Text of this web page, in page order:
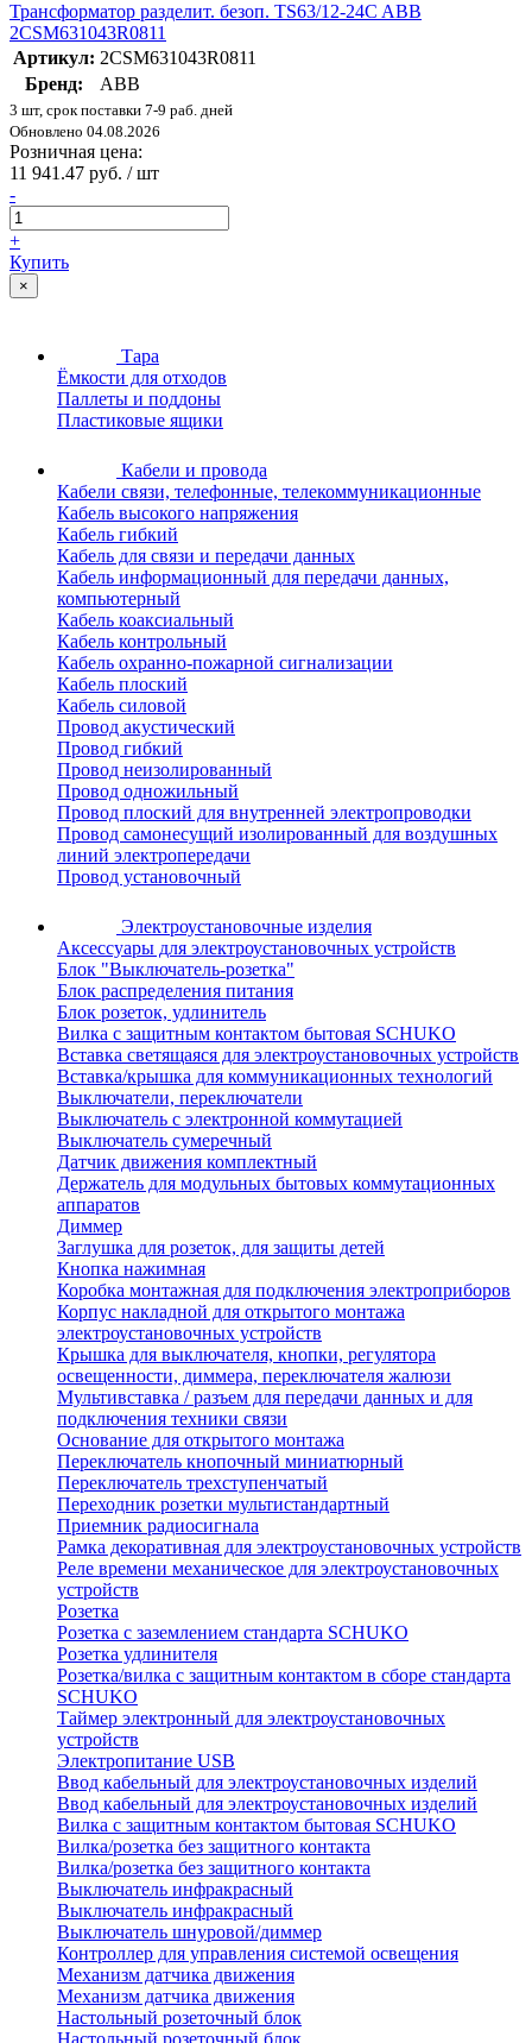
Трансформатор разделит. безоп. TS63/12-24C ABB
2CSM631043R0811
Артикул: 2CSM631043R0811
Бренд:
ABB
3 шт, срок поставки 7-9 раб. дней
Обновлено 04.08.2026
Розничная цена:
11 941.47 руб. / шт
-
+
Купить
×
Тара
Ёмкости для отходов
Паллеты и поддоны
Пластиковые ящики
Кабели и провода
Кабели связи, телефонные, телекоммуникационные
Кабель высокого напряжения
Кабель гибкий
Кабель для связи и передачи данных
Кабель информационный для передачи данных,
компьютерный
Кабель коаксиальный
Кабель контрольный
Кабель охранно-пожарной сигнализации
Кабель плоский
Кабель силовой
Провод акустический
Провод гибкий
Провод неизолированный
Провод одножильный
Провод плоский для внутренней электропроводки
Провод самонесущий изолированный для воздушных
линий электропередачи
Провод установочный
Электроустановочные изделия
Аксессуары для электроустановочных устройств
Блок "Выключатель-розетка"
Блок распределения питания
Блок розеток, удлинитель
Вилка с защитным контактом бытовая SCHUKO
Вставка светящаяся для электроустановочных устройств
Вставка/крышка для коммуникационных технологий
Выключатели, переключатели
Выключатель с электронной коммутацией
Выключатель сумеречный
Датчик движения комплектный
Держатель для модульных бытовых коммутационных
аппаратов
Диммер
Заглушка для розеток, для защиты детей
Кнопка нажимная
Коробка монтажная для подключения электроприборов
Корпус накладной для открытого монтажа
электроустановочных устройств
Крышка для выключателя, кнопки, регулятора
освещенности, диммера, переключателя жалюзи
Мультивставка / разъем для передачи данных и для
подключения техники связи
Основание для открытого монтажа
Переключатель кнопочный миниатюрный
Переключатель трехступенчатый
Переходник розетки мультистандартный
Приемник радиосигнала
Рамка декоративная для электроустановочных устройств
Реле времени механическое для электроустановочных
устройств
Розетка
Розетка с заземлением стандарта SCHUKO
Розетка удлинителя
Розетка/вилка с защитным контактом в сборе стандарта
SCHUKO
Таймер электронный для электроустановочных
устройств
Электропитание USB
Ввод кабельный для электроустановочных изделий
Ввод кабельный для электроустановочных изделий
Вилка с защитным контактом бытовая SCHUKO
Вилка/розетка без защитного контакта
Вилка/розетка без защитного контакта
Выключатель инфракрасный
Выключатель инфракрасный
Выключатель шнуровой/диммер
Контроллер для управления системой освещения
Механизм датчика движения
Механизм датчика движения
Настольный розеточный блок
Настольный розеточный блок